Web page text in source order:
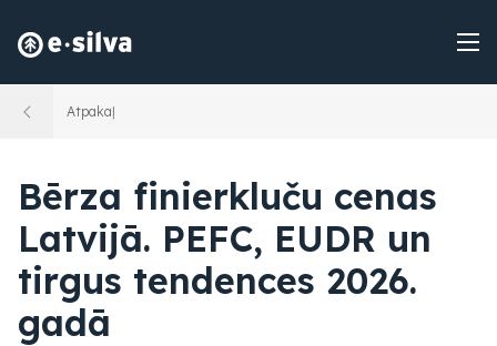
Atpakaļ
Bērza finierkluču cenas
Latvijā. PEFC, EUDR un
tirgus tendences 2026.
gadā